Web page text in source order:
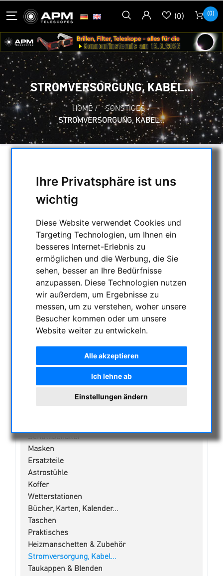
Ihre Privatsphäre ist uns
wichtig
Diese Website verwendet Cookies und
Targeting Technologien, um Ihnen ein
besseres Internet-Erlebnis zu
ermöglichen und die Werbung, die Sie
sehen, besser an Ihre Bedürfnisse
anzupassen. Diese Technologien nutzen
wir außerdem, um Ergebnisse zu
messen, um zu verstehen, woher unsere
Besucher kommen oder um unsere
Website weiter zu entwickeln.
Alle akzeptieren
Ich lehne ab
Einstellungen ändern
(0) (0)
STROMVERSORGUNG, KABEL...
HOME / SONSTIGES /
STROMVERSORGUNG, KABEL...
KATEGORIEN
ENTFERNUNGSMESSER
AKTUELLE ANGEBOTE
ASTROPROFESSIONAL TELESCOPES
SECONDHAND & LAGERBESTAND
APM PRODUKTE
ASTROEINSTIEG
MONTIERUNGEN & STATIVE
CMOS & CCD KAMERAS
OPTISCHES ZUBEHÖR
Schutzbehälter
Masken
Ersatzteile
Astrostühle
Koffer
Wetterstationen
Bücher, Karten, Kalender...
Taschen
Praktisches
Heizmanschetten & Zubehör
Stromversorgung, Kabel...
Taukappen & Blenden